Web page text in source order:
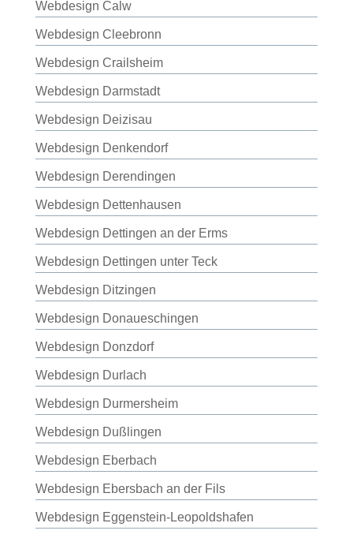
Webdesign Calw
Webdesign Cleebronn
Webdesign Crailsheim
Webdesign Darmstadt
Webdesign Deizisau
Webdesign Denkendorf
Webdesign Derendingen
Webdesign Dettenhausen
Webdesign Dettingen an der Erms
Webdesign Dettingen unter Teck
Webdesign Ditzingen
Webdesign Donaueschingen
Webdesign Donzdorf
Webdesign Durlach
Webdesign Durmersheim
Webdesign Dußlingen
Webdesign Eberbach
Webdesign Ebersbach an der Fils
Webdesign Eggenstein-Leopoldshafen